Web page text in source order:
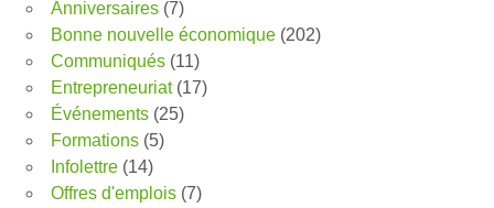
Anniversaires (7)
Bonne nouvelle économique (202)
Communiqués (11)
Entrepreneuriat(17)
Événements (25)
Formations (5)
Infolettre (14)
Offres d'emplois (7)